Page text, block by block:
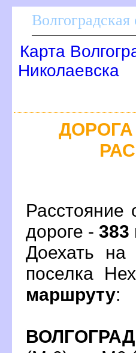
олгоградская
Карта
Николаевска
ДОРОГА
Расстояние
дороге - 383
Доехать на
поселка
маршруту:
ОЛГОГРАД